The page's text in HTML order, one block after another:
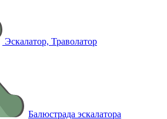
Эскалатор, Траволатор
Балюстрада эскалатора